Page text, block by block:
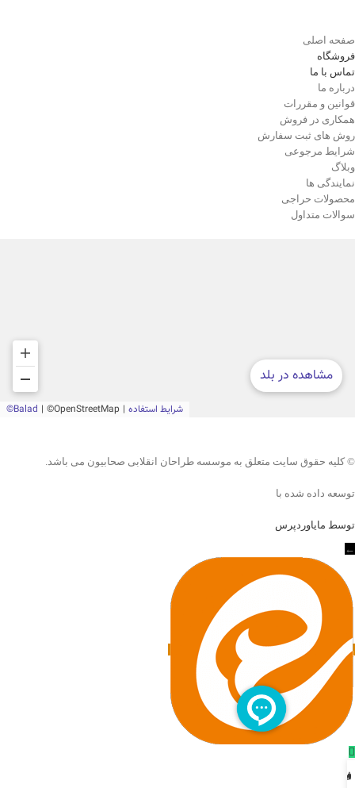
صفحه اصلی
فروشگاه
تماس با ما
درباره ما
قوانین و مقررات
همکاری در فروش
روش های ثبت سفارش
شرایط مرجوعی
وبلاگ
نمایندگی ها
محصولات حراجی
سوالات متداول
© کلیه حقوق سایت متعلق به موسسه طراحان انقلابی صحابیون می باشد.
توسعه داده شده با
توسط مایاوردپرس
فروشگاه
پروژه ها
وبلاگ
←